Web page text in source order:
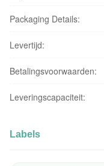
Packaging Details:
Levertijd:
Betalingsvoorwaarden:
Leveringscapaciteit:
Labels